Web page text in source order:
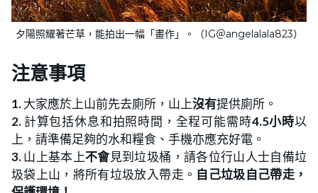
夕陽照耀著芒草，能拍出一幅「畫作」。（IG＠angelalala823）
注意事項
1.大家應於上山前先去廁所，山上沒有提供廁所。
2. 計算包括休息和拍照時間，全程可能需時4.5小時以
上，請準備足夠的水和糧食、手機亦應充好電。
3.山上基本上不會見到垃圾桶，請各位行山人士自備垃
圾袋上山，將所有垃圾放入帶走。 自己垃圾自己帶走，